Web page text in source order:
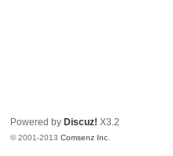
Powered by Discuz! X3.2
© 2001-2013Comsenz Inc.